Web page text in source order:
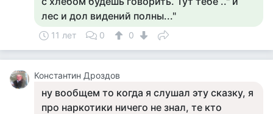
лес и дол видений полны..."
11 лет 0 0
Константин Дроздов
ну вообщем то когда я слушал эту сказку, я
про наркотики ничего не знал, те кто